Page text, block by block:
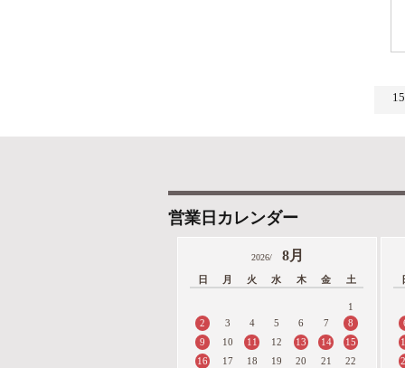
営業日カレンダー
2026/ 8月
日 月 火 水 木 金 土
1
2
3 4 5 6 7
8
9
10 11 12 13 14
15
16
17 18 19 20 21
22